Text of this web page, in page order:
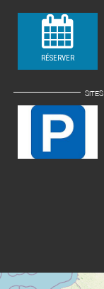
RÉSERVER